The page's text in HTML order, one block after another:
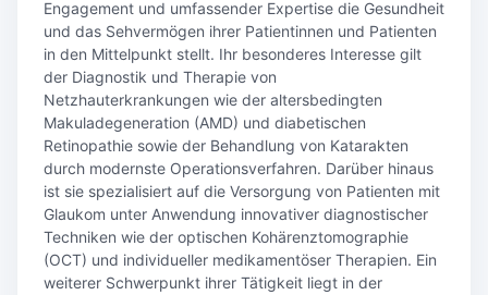
Engagement und umfassender Expertise die Gesundheit
und das Sehvermögen ihrer Patientinnen und Patienten
in den Mittelpunkt stellt. Ihr besonderes Interesse gilt
der Diagnostik und Therapie von
Netzhauterkrankungen wie der altersbedingten
Makuladegeneration (AMD) und diabetischen
Retinopathie sowie der Behandlung von Katarakten
durch modernste Operationsverfahren. Darüber hinaus
ist sie spezialisiert auf die Versorgung von Patienten mit
Glaukom unter Anwendung innovativer diagnostischer
Techniken wie der optischen Kohärenztomographie
(OCT) und individueller medikamentöser Therapien. Ein
weiterer Schwerpunkt ihrer Tätigkeit liegt in der